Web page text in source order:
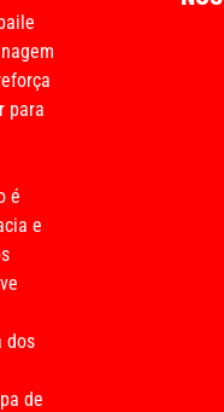
para
é
e
dos
de